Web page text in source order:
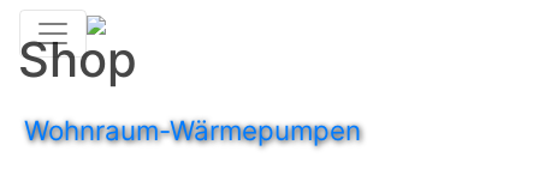
Shop
Wohnraum-Wärmepumpen